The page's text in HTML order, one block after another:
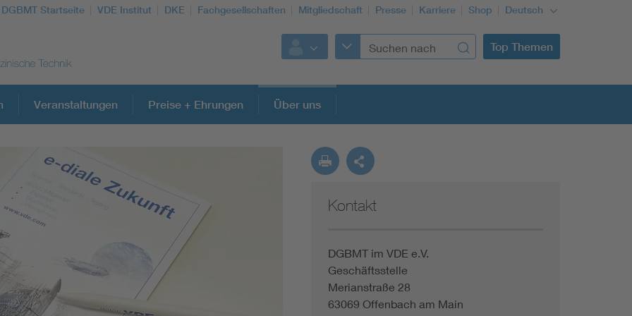
DGBMT Startseite VDE Institut DKE Fachgesellschaften Mitgliedschaft Presse Karriere Shop Deutsch
Top Themen
Weitere Themen
Prostheses + implants
Veranstaltungen Preise + Ehrungen Über uns
Kontakt
DGBMT im VDE e.V.
Geschäftsstelle
Merianstraße 28
63069 Offenbach am Main